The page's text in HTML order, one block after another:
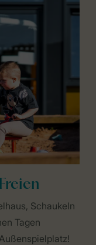
Schaukeln
Tagen